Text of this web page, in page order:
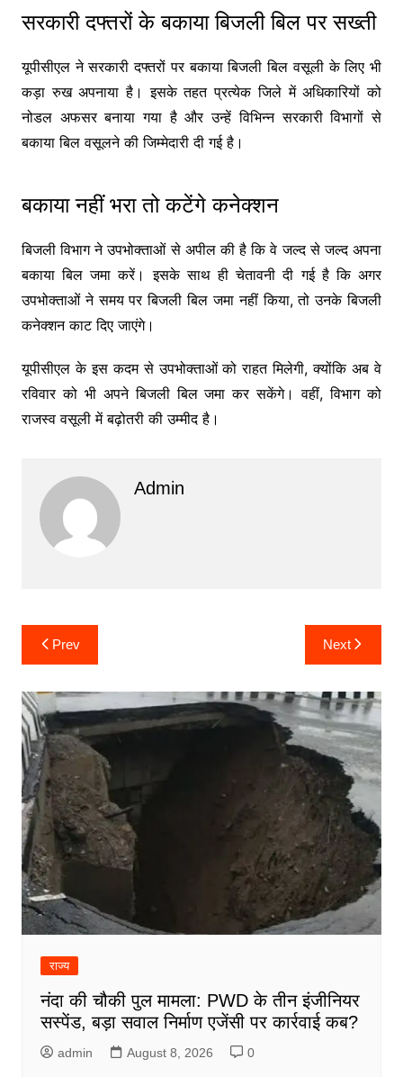
सरकारी दफ्तरों के बकाया बिजली बिल पर सख्ती
यूपीसीएल ने सरकारी दफ्तरों पर बकाया बिजली बिल वसूली के लिए भी
कड़ा रुख अपनाया है। इसके तहत प्रत्येक जिले में अधिकारियों को
नोडल अफसर बनाया गया है और उन्हें विभिन्न सरकारी विभागों से
बकाया बिल वसूलने की जिम्मेदारी दी गई है।
बकाया नहीं भरा तो कटेंगे कनेक्शन
बिजली विभाग ने उपभोक्ताओं से अपील की है कि वे जल्द से जल्द अपना
बकाया बिल जमा करें। इसके साथ ही चेतावनी दी गई है कि अगर
उपभोक्ताओं ने समय पर बिजली बिल जमा नहीं किया, तो उनके बिजली
कनेक्शन काट दिए जाएंगे।
यूपीसीएल के इस कदम से उपभोक्ताओं को राहत मिलेगी, क्योंकि अब वे
रविवार को भी अपने बिजली बिल जमा कर सकेंगे। वहीं, विभाग को
राजस्व वसूली में बढ़ोतरी की उम्मीद है।
Admin
Post
navigation
Prev Next
राज्य
नंदा की चौकी पुल मामला: PWD के तीन इंजीनियर
सस्पेंड, बड़ा सवाल निर्माण एजेंसी पर कार्रवाई कब?
admin August 8, 2026 0